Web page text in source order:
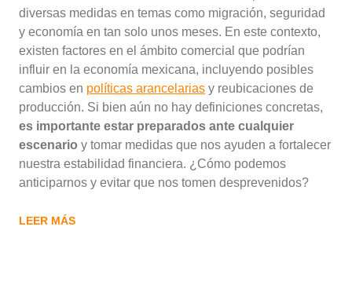
diversas medidas en temas como migración, seguridad
y economía en tan solo unos meses. En este contexto,
existen factores en el ámbito comercial que podrían
influir en la economía mexicana, incluyendo posibles
cambios en políticas arancelarias y reubicaciones de
producción. Si bien aún no hay definiciones concretas,
es importante estar preparados ante cualquier
escenario y tomar medidas que nos ayuden a fortalecer
nuestra estabilidad financiera. ¿Cómo podemos
anticiparnos y evitar que nos tomen desprevenidos?
LEER MÁS